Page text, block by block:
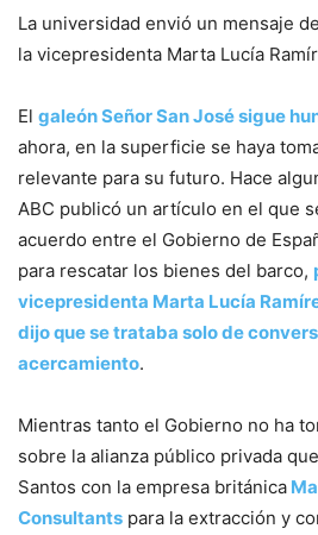
La universidad envió un mensaje
la vicepresidenta Marta Lucía
El galeón Señor San José sigue
ahora, en la superficie se haya
relevante para su futuro. Hace
ABC publicó un artículo en el que
acuerdo entre el Gobierno de
para rescatar los bienes del barco,
vicepresidenta Marta Lucía
dijo que se trataba solo de
acercamiento.
Mientras tanto el Gobierno no ha
sobre la alianza público privada
Santos con la empresa británica
Consultants para la extracción y